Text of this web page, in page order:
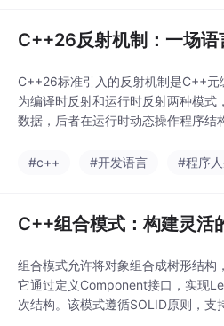
C++26反射机制：一场语
C++26标准引入的反射机制是C++元
为编译时反射和运行时反射两种模式
数据，后者在运行时动态操作程序结
可能带来的性能开销。这项特性将显
#c++ #开发语言 #程序
C++组合模式：构建灵活
组合模式允许将对象组合成树形结构
它通过定义Component接口，实现
次结构。该模式遵循SOLID原则，支